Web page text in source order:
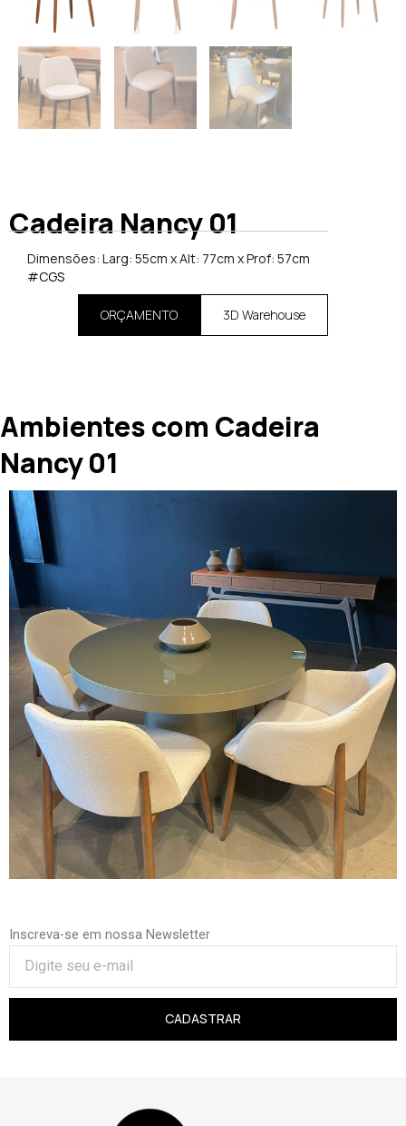
Cadeira Nancy 01
Dimensões: Larg: 55cm x Alt: 77cm x Prof: 57cm
#CGS
ORÇAMENTO 3D Warehouse
Ambientes com Cadeira
Nancy 01
Inscreva-se em nossa Newsletter
CADASTRAR